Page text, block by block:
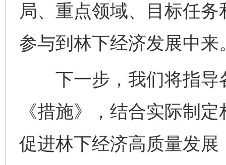
局、重点领域、目标任
参与到林下经济发展中来
下一步，我们将指导
《措施》，结合实际制
促进林下经济高质量发展
完善运行机制助力责任有效落实 一纸欠